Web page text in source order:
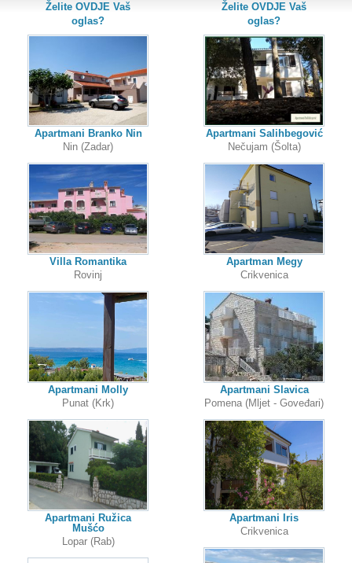
Želite OVDJE Vaš
oglas?
Apartmani Branko Nin
Nin (Zadar)
Villa Romantika
Rovinj
Apartmani Molly
Punat (Krk)
Apartmani Ružica
Mušćo
Lopar (Rab)
Želite OVDJE Vaš
oglas?
Apartmani Salihbegović
Nečujam (Šolta)
Apartman Megy
Crikvenica
Apartmani Slavica
Pomena (Mljet - Goveđari)
Apartmani Iris
Crikvenica